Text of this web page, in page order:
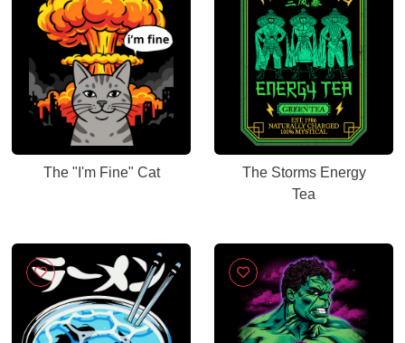
The "I'm Fine" Cat
The Storms Energy
Tea